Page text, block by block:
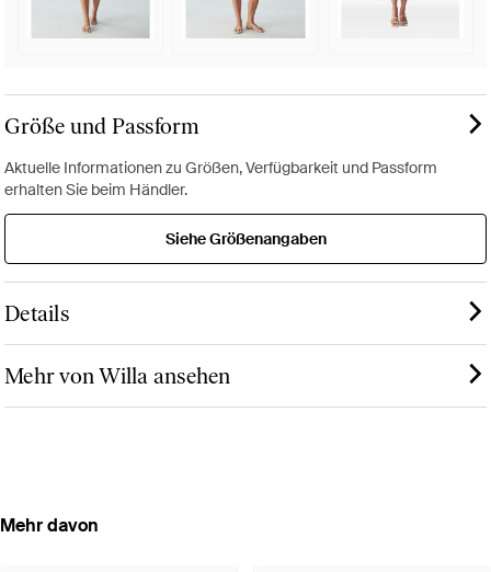
Größe und Passform
Aktuelle Informationen zu Größen, Verfügbarkeit und Passform
erhalten Sie beim Händler.
Siehe Größenangaben
Details
Mehr von Willa ansehen
Mehr davon